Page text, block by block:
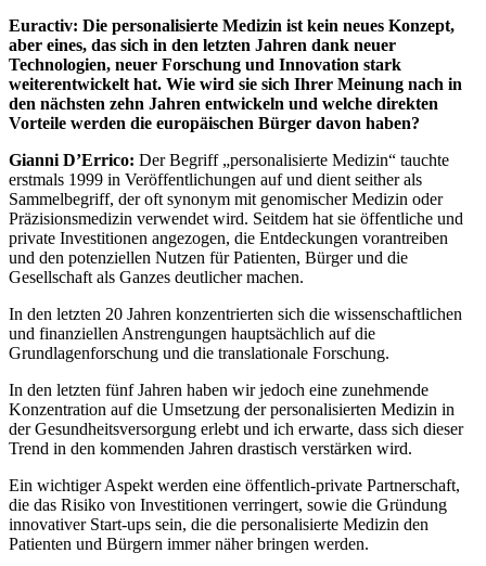
Euractiv: Die personalisierte Medizin ist kein neues Konzept,
aber eines, das sich in den letzten Jahren dank neuer
Technologien, neuer Forschung und Innovation stark
weiterentwickelt hat. Wie wird sie sich Ihrer Meinung nach in
den nächsten zehn Jahren entwickeln und welche direkten
Vorteile werden die europäischen Bürger davon haben?
Gianni D’Errico: Der Begriff „personalisierte Medizin“ tauchte
erstmals 1999 in Veröffentlichungen auf und dient seither als
Sammelbegriff, der oft synonym mit genomischer Medizin oder
Präzisionsmedizin verwendet wird. Seitdem hat sie öffentliche und
private Investitionen angezogen, die Entdeckungen vorantreiben
und den potenziellen Nutzen für Patienten, Bürger und die
Gesellschaft als Ganzes deutlicher machen.
In den letzten 20 Jahren konzentrierten sich die wissenschaftlichen
und finanziellen Anstrengungen hauptsächlich auf die
Grundlagenforschung und die translationale Forschung.
In den letzten fünf Jahren haben wir jedoch eine zunehmende
Konzentration auf die Umsetzung der personalisierten Medizin in
der Gesundheitsversorgung erlebt und ich erwarte, dass sich dieser
Trend in den kommenden Jahren drastisch verstärken wird.
Ein wichtiger Aspekt werden eine öffentlich-private Partnerschaft,
die das Risiko von Investitionen verringert, sowie die Gründung
innovativer Start-ups sein, die die personalisierte Medizin den
Patienten und Bürgern immer näher bringen werden.